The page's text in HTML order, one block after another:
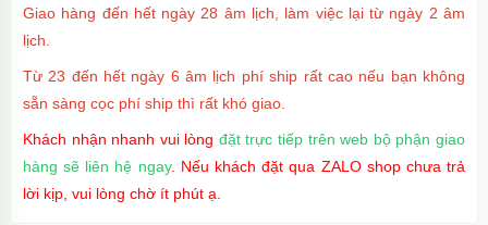
Giao hàng đến hết ngày 28 âm lịch, làm việc lại từ ngày 2 âm
lịch.
Từ 23 đến hết ngày 6 âm lịch phí ship rất cao nếu bạn không
sẵn sàng cọc phí ship thì rất khó giao.
Khách nhận nhanh vui lòng đặt trực tiếp trên web bộ phận giao
hàng sẽ liên hệ ngay. Nếu khách đặt qua ZALO shop chưa trả
lời kịp, vui lòng chờ ít phút ạ.